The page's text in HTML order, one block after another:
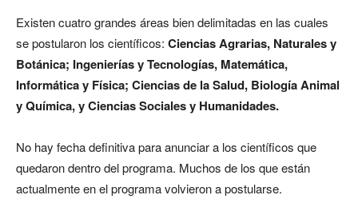
Existen cuatro grandes áreas bien delimitadas en las cuales
se postularon los científicos: Ciencias Agrarias, Naturales y
Botánica; Ingenierías y Tecnologías, Matemática,
Informática y Física; Ciencias de la Salud, Biología Animal
y Química, y Ciencias Sociales y Humanidades.
No hay fecha definitiva para anunciar a los científicos que
quedaron dentro del programa. Muchos de los que están
actualmente en el programa volvieron a postularse.